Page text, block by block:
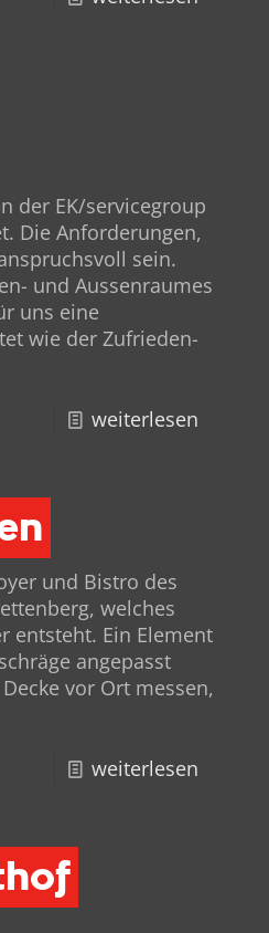
der EK/servicegroup
Die Anforderun­gen,
sein.
und Aussen­raumes
uns eine
wie der Zufrieden­
weiterlesen
und Bistro des
welch­es
entsteht. Ein Ele­ment
angepasst
vor Ort messen,
weiterlesen